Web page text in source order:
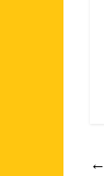
←